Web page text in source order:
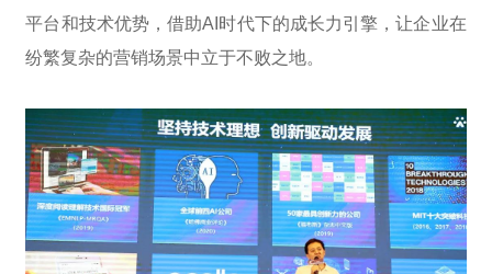
平台和技术优势，借助AI时代下的成长力引擎，让企业在
纷繁复杂的营销场景中立于不败之地。